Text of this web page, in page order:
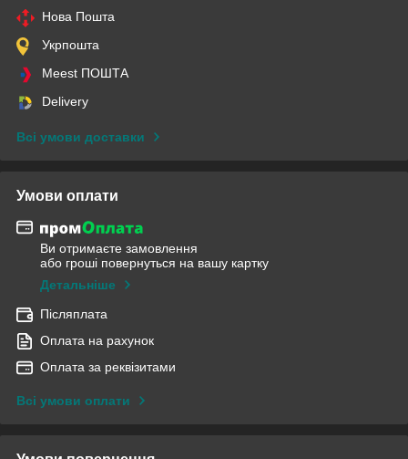
Нова Пошта
Укрпошта
Meest ПОШТА
Delivery
Всі умови доставки
Умови оплати
Ви отримаєте замовлення
або гроші повернуться на вашу картку
Детальніше
Післяплата
Оплата на рахунок
Оплата за реквізитами
Всі умови оплати